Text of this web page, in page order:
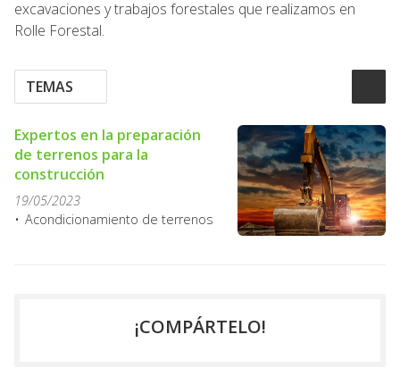
excavaciones y trabajos forestales que realizamos en
Rolle Forestal.
TEMAS
Expertos en la preparación
de terrenos para la
construcción
19/05/2023
Acondicionamiento de terrenos
¡COMPÁRTELO!